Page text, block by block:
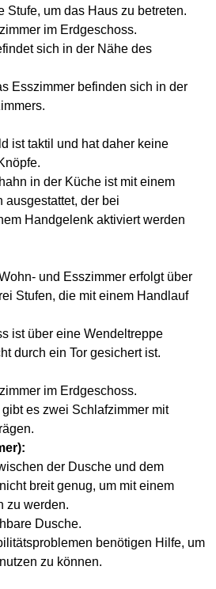
Stufe, um das Haus zu betreten.
im Erdgeschoss.
sich in der Nähe des
Esszimmer befinden sich in der
ist taktil und hat daher keine
in der Küche ist mit einem
ausgestattet, der bei
Handgelenk aktiviert werden
und Esszimmer erfolgt über
Stufen, die mit einem Handlauf
ist über eine Wendeltreppe
durch ein Tor gesichert ist.
im Erdgeschoss.
gibt es zwei Schlafzimmer mit
der Dusche und dem
breit genug, um mit einem
zu werden.
Dusche.
benötigen Hilfe, um
zu können.